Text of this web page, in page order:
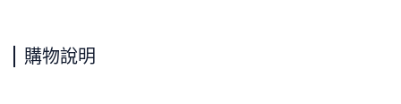
購物說明